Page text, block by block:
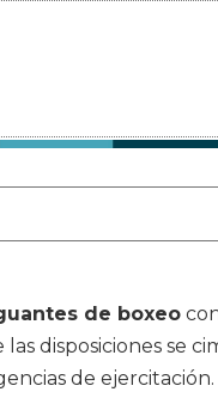
de boxeo
disposiciones se
de